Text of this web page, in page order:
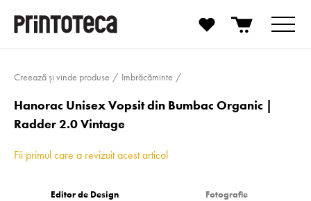
Creează și vinde produse Imbrăcăminte
Hanorac Unisex Vopsit din Bumbac Organic |
Radder 2.0 Vintage
Fii primul care a revizuit acest articol
Editor de Design Fotografie